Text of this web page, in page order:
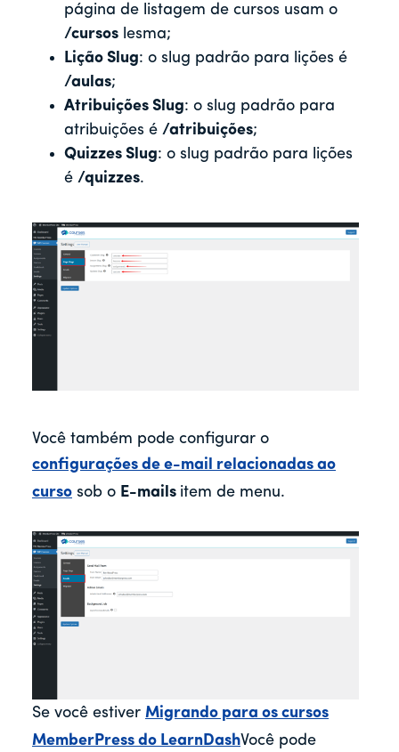
página de listagem de cursos usam o
/cursos lesma;
Lição Slug: o slug padrão para lições é
/aulas;
Atribuições Slug: o slug padrão para
atribuições é /atribuições;
Quizzes Slug: o slug padrão para lições
é /quizzes.
Você também pode configurar o
configurações de e-mail relacionadas ao
curso sob o E-mails item de menu.
Se você estiver Migrando para os cursos
MemberPress do LearnDashVocê pode